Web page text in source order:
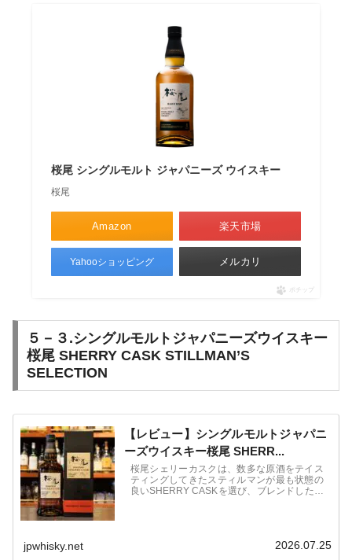
桜尾 シングルモルト ジャパニーズ ウイスキー
桜尾
Amazon 楽天市場
Yahooショッピング メルカリ
ポチップ
５－３.シングルモルトジャパニーズウイスキー
桜尾 SHERRY CASK STILLMAN’S
SELECTION
【レビュー】シングルモルトジャパニ
ーズウイスキー桜尾 SHERR...
桜尾シェリーカスクは、数多な原酒をテイス
ティングしてきたスティルマンが最も状態の
良いSHERRY CASKを選び、ブレンドしたシ
jpwhisky.net 2026.07.25